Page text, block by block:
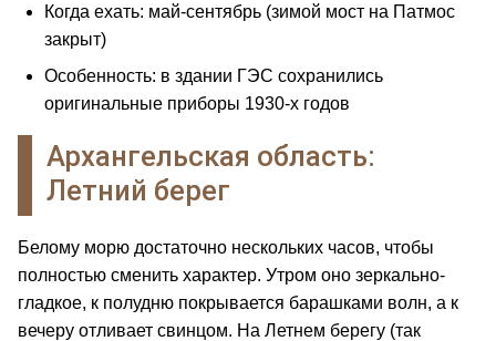
Когда ехать: май-сентябрь (зимой мост на Патмос
закрыт)
Особенность: в здании ГЭС сохранились
оригинальные приборы 1930-х годов
Архангельская область:
Летний берег
Белому морю достаточно нескольких часов, чтобы
полностью сменить характер. Утром оно зеркально-
гладкое, к полудню покрывается барашками волн, а к
вечеру отливает свинцом. На Летнем берегу (так